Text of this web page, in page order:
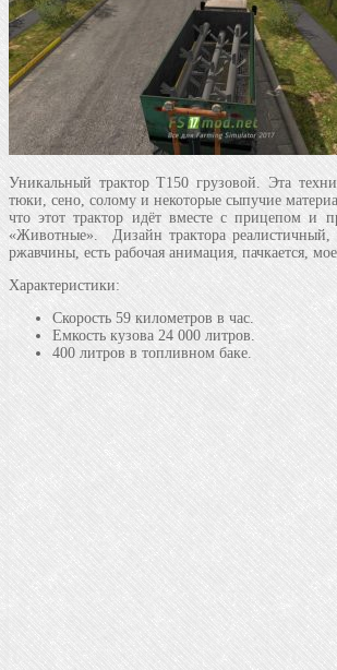
Уникальный трактор Т150 грузовой. Эта
тюки, сено, солому и некоторые сыпучие
что этот трактор идёт вместе с прицепом и
«Животные». Дизайн трактора реалистичный,
ржавчины, есть рабочая анимация, пачкается,
Характеристики:
Скорость 59 километров в час.
Емкость кузова 24 000 литров.
400 литров в топливном баке.